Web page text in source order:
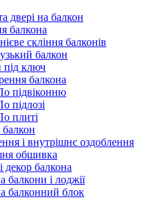
двері на балкон
балкона
скління балконів
балкон
під ключ
балкона
підвіконню
підлозі
плиті
і внутрішнє оздоблення
обшивка
балкона
балкони і лоджії
балконний блок